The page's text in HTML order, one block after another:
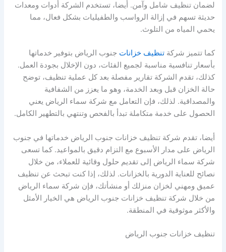
لضمان تنظيف شامل وآمن. أيضا، تستخدم الشركة أدوات ومعدات
حديثة تسهم في إزالة الرواسب والطفيليات بشكل فعال، مما
يحمي المياه من التلوث.
كما تتميز شركةتنظيف خزانات جنوب الرياض بتوفير خدماتها
بأسعار تنافسية مناسبة لجميع الفئات، دون الإخلال بجودة العمل.
كذلك، تقدم الشركة تقارير مفصلة بعد كل عملية تنظيف، توضح
حالة الخزان قبل وبعد الخدمة، وهو ما يعزز من الشفافية
والمصداقية. لذلك، فإن التعامل مع شركة سماء الرياض يعني
الحصول على خدمة متكاملة تبدأ بالفحص وتنتهي بالتطهير الكامل.
أيضا، تقدم شركة تنظيف خزانات جنوب الرياض خدماتها في جنوب
الرياض على مدار الأسبوع مع التزام دقيق بالمواعيد. كما تسعى
شركة سماء الرياض إلى تقديم حلول وقائية للعملاء، من خلال
نصائح للعناية الدورية بالخزانات. لذلك، إذا كنت تبحث عن تنظيف
عميق ومهني لخزان منزلك أو منشأتك، فإن شركة سماء الرياض
من خلال شركة تنظيف خزانات جنوب الرياض هي الخيار الأمثل
والأكثر موثوقية في المنطقة.
تنظيف خزانات جنوب الرياض